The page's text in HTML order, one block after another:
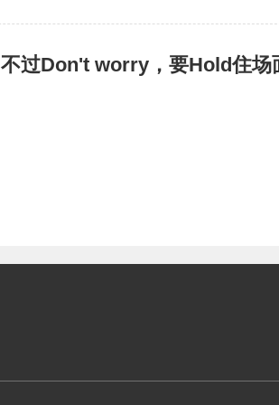
不过Don't worry，要Hold住场